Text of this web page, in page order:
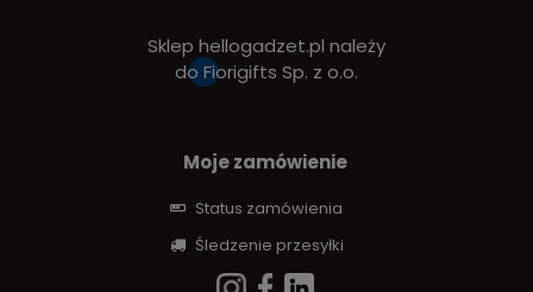
Sklep hellogadzet.pl należy
do Fiorigifts Sp. z o.o.
Moje zamówienie
Status zamówienia
Śledzenie przesyłki